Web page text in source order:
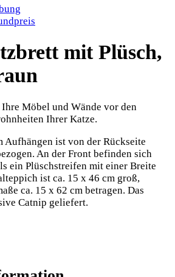
mit Plüsch,
Möbel und Wände vor den
Ihrer Katze.
Aufhängen ist von der Rückseite
An der Front befinden sich
ein Plüschstreifen mit einer Breite
ist ca. 15 x 46 cm groß,
ca. 15 x 62 cm betragen. Das
Catnip geliefert.